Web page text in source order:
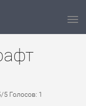
/5 Голосов: 1